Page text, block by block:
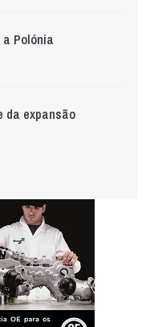
Polónia
da expansão